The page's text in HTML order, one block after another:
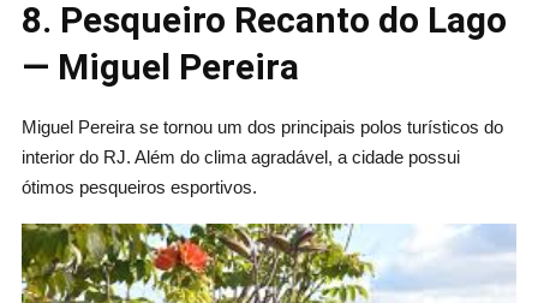
8. Pesqueiro Recanto do Lago
— Miguel Pereira
Miguel Pereira se tornou um dos principais polos turísticos do
interior do RJ. Além do clima agradável, a cidade possui
ótimos pesqueiros esportivos.